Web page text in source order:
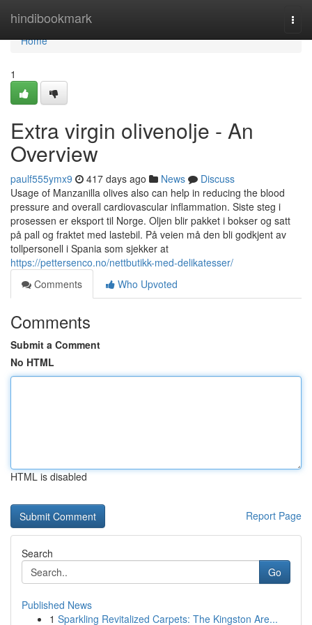
hindibookmark
Home
Home
1
Extra virgin olivenolje - An
Overview
paulf555ymx9 417 days ago News
Discuss
Usage of Manzanilla olives also can help in reducing the blood
pressure and overall cardiovascular inflammation. Siste steg i
prosessen er eksport til Norge. Oljen blir pakket i bokser og satt
på pall og fraktet med lastebil. På veien må den bli godkjent av
tollpersonell i Spania som sjekker at
https://pettersenco.no/nettbutikk-med-delikatesser/
Comments
Who Upvoted
Comments
Submit a Comment
No HTML
HTML is disabled
Report Page
Search
Go
Published News
1 Sparkling Revitalized Carpets: The Kingston Are...